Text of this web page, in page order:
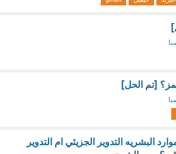
[تم الحل]
البشريه التدوير الجزيئي ام التدوير